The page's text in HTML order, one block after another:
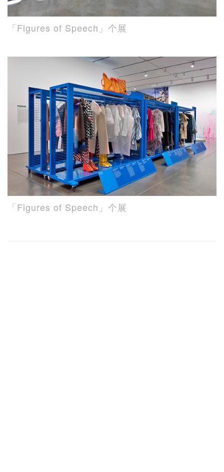
「Figures of Speech」个展
「Figures of Speech」个展